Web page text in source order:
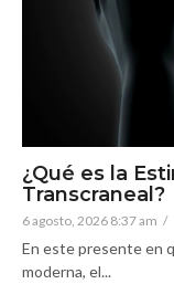
¿Qué es la
Transcraneal?
6 agosto, 2026 8:37 am /
En este presente en
moderna, el...